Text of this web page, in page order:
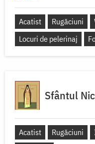
Acatist Rugăciuni
Locuri de pelerinaj
Sfântul
Acatist Rugăciuni